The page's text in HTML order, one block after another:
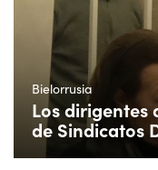
Bielorrusia
Los dirigentes
de Sindicatos